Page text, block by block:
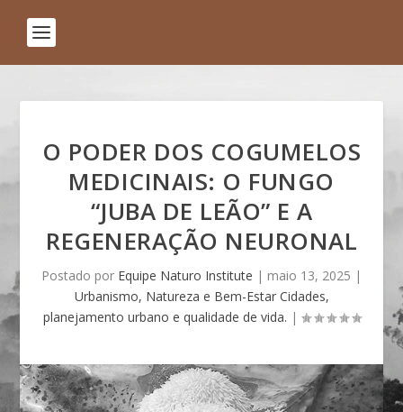
O PODER DOS COGUMELOS
MEDICINAIS: O FUNGO
“JUBA DE LEÃO” E A
REGENERAÇÃO NEURONAL
Postado por Equipe Naturo Institute | maio 13, 2025 |
Urbanismo, Natureza e Bem-Estar Cidades,
planejamento urbano e qualidade de vida. |